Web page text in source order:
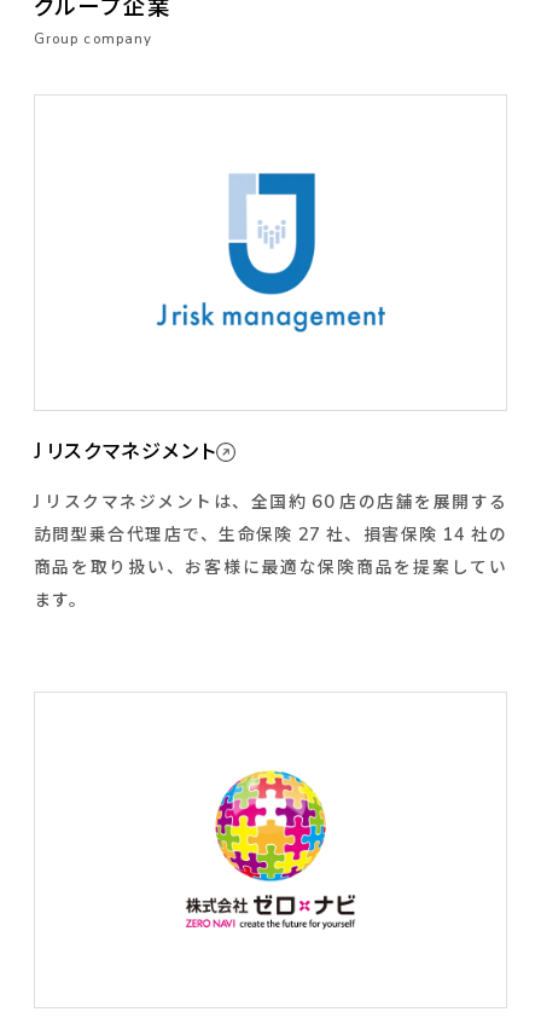
グループ企業
Group company
J リスクマネジメント
J リスクマネジメントは、全国約 60 店の店舗を展開する
訪問型乗合代理店で、生命保険 27 社、損害保険 14 社の
商品を取り扱い、お客様に最適な保険商品を提案してい
ます。